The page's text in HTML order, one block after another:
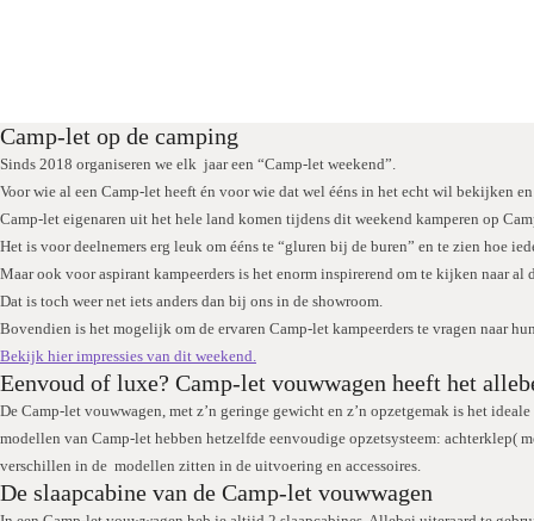
Camp-let op de camping
Sinds 2018 organiseren we elk jaar een “Camp-let weekend”.
Voor wie al een Camp-let heeft én voor wie dat wel ééns in het echt wil bekijken
Camp-let eigenaren uit het hele land komen tijdens dit weekend kamperen op
Het is voor deelnemers erg leuk om ééns te “gluren bij de buren” en te zien hoe
Maar ook voor aspirant kampeerders is het enorm inspirerend om te kijken naar al
Dat is toch weer net iets anders dan bij ons in de showroom.
Bovendien is het mogelijk om de ervaren Camp-let kampeerders te vragen naar
Bekijk hier impressies van dit weekend.
Eenvoud of luxe? Camp-let vouwwagen heeft het
De Camp-let vouwwagen, met z’n geringe gewicht en z’n opzetgemak is het
modellen van Camp-let hebben hetzelfde eenvoudige opzetsysteem: achterklep(
verschillen in de modellen zitten in de uitvoering en accessoires.
De slaapcabine van de Camp-let vouwwagen